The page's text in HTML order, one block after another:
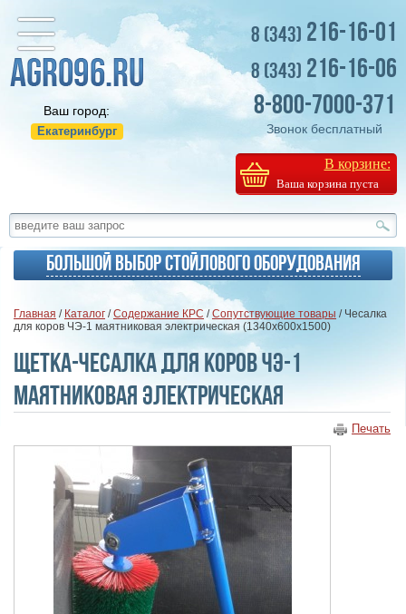
Ваш город:
Екатеринбург
8 (343) 216-16-01
8 (343) 216-16-06
8-800-7000-371
Звонок бесплатный
В корзине:
Ваша корзина пуста
Большой выбор стойлового оборудования
Главная / Каталог /Содержание КРС /Сопутствующие товары / Чесалка
для коров ЧЭ-1 маятниковая электрическая (1340х600х1500)
Щетка-чесалка для коров ЧЭ-1
маятниковая электрическая
Печать